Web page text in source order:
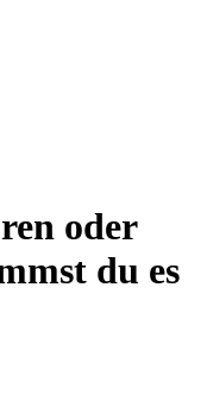
oder
du es